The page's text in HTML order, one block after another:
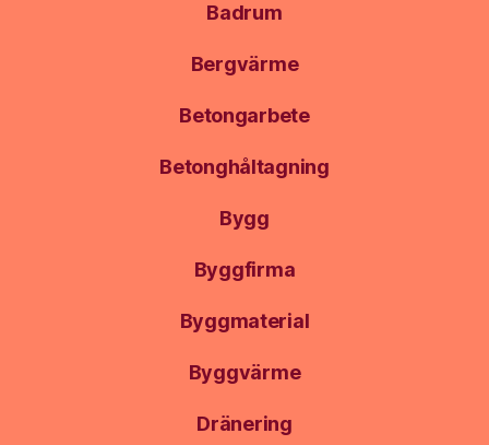
Badrum
Bergvärme
Betongarbete
Betonghåltagning
Bygg
Byggfirma
Byggmaterial
Byggvärme
Dränering